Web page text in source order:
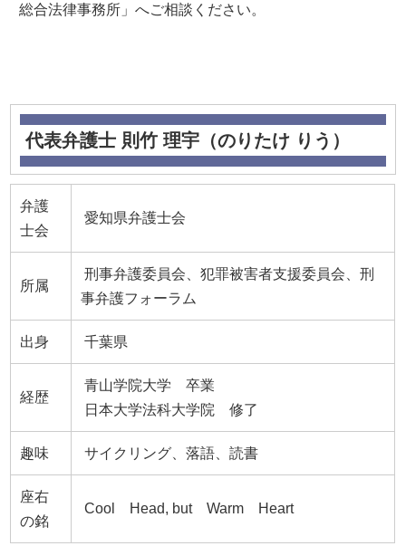
総合法律事務所」へご相談ください。
代表弁護士 則竹 理宇（のりたけ りう）
弁護
士会
愛知県弁護士会
所属
刑事弁護委員会、犯罪被害者支援委員会、刑
事弁護フォーラム
出身 千葉県
経歴
青山学院大学 卒業
日本大学法科大学院 修了
趣味 サイクリング、落語、読書
座右
の銘
Cool Head, but Warm Heart